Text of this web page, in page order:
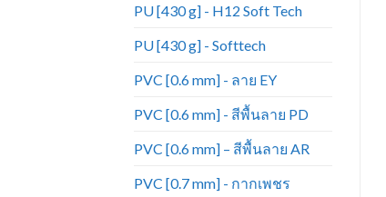
PU [430 g] - H12 Soft Tech
PU [430 g] - Softtech
PVC [0.6 mm] - ลาย EY
PVC [0.6 mm] - สีพื้นลาย PD
PVC [0.6 mm] – สีพื้นลาย AR
PVC [0.7 mm] - กากเพชร
Add to